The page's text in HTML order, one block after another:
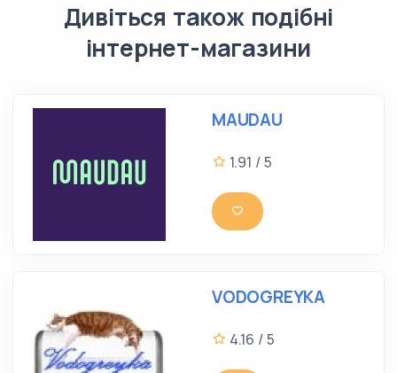
Дивіться також подібні
інтернет-магазини
MAUDAU
1.91 / 5
VODOGREYKA
4.16 / 5